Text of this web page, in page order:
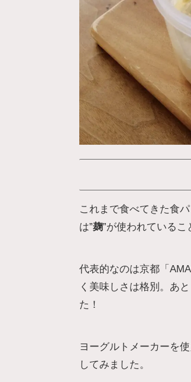
これまで食べてきた食
は”麹”が使われているこ
代表的なのは京都「
く美味しさは格別。あ
た！
ヨーグルトメーカーを
してみました。